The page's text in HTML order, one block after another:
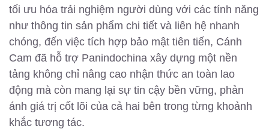
tối ưu hóa trải nghiệm người dùng với các tính năng
như thông tin sản phẩm chi tiết và liên hệ nhanh
chóng, đến việc tích hợp bảo mật tiên tiến, Cánh
Cam đã hỗ trợ Panindochina xây dựng một nền
tảng không chỉ nâng cao nhận thức an toàn lao
động mà còn mang lại sự tin cậy bền vững, phản
ánh giá trị cốt lõi của cả hai bên trong từng khoảnh
khắc tương tác.